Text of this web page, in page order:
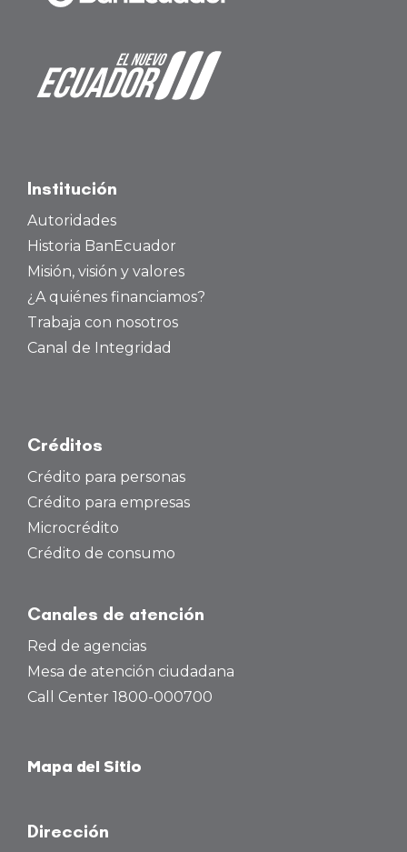
Institución
Autoridades
Historia BanEcuador
Misión, visión y valores
¿A quiénes financiamos?
Trabaja con nosotros
Canal de Integridad
Créditos
Crédito para personas
Crédito para empresas
Microcrédito
Crédito de consumo
Canales de atención
Red de agencias
Mesa de atención ciudadana
Call Center 1800-000700
Mapa del Sitio
Dirección